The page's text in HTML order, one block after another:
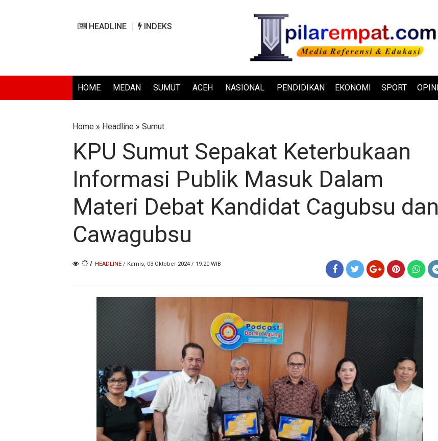
HEADLINE INDEKS
HOME MEDAN SUMUT ACEH NASIONAL PENDIDIKAN EKONOMI SPORT OPINI
Home » Headline » Sumut
KPU Sumut Sepakat Keterbukaan
Informasi Publik Masuk Dalam
Materi Debat Kandidat Cagubsu dan
Cawagubsu
/ HEADLINE / Kamis, 03 Oktober 2024 / 19.20 WIB